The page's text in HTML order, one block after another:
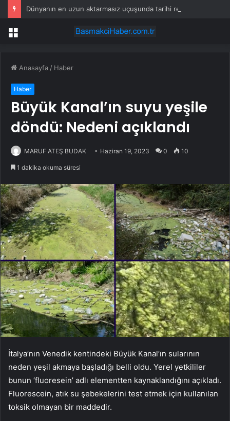
Menü
Anasayfa / Haber
Haber
Büyük Kanal’ın suyu yeşile
döndü: Nedeni açıklandı
MARUF ATEŞ BUDAK Haziran 19, 2023 0 10
1 dakika okuma süresi
İtalya’nın Venedik kentindeki Büyük Kanal’ın sularının
neden yeşil akmaya başladığı belli oldu. Yerel yetkililer
bunun ‘fluoresein’ adlı elementten kaynaklandığını açıkladı.
Fluorescein, atık su şebekelerini test etmek için kullanılan
toksik olmayan bir maddedir.